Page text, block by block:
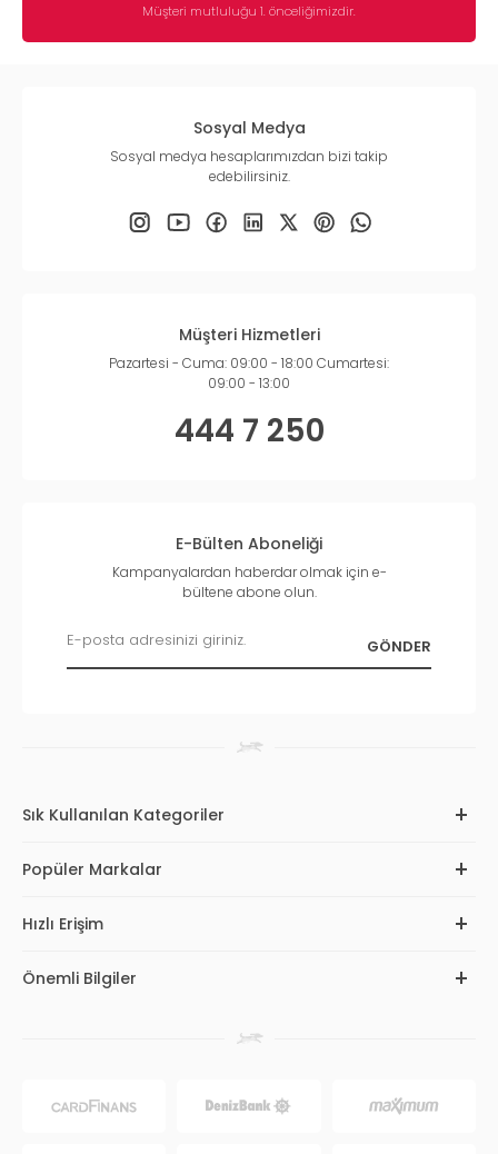
Müşteri mutluluğu 1. önceliğimizdir.
Sosyal Medya
Sosyal medya hesaplarımızdan bizi takip
edebilirsiniz.
Müşteri Hizmetleri
Pazartesi - Cuma: 09:00 - 18:00 Cumartesi:
09:00 - 13:00
444 7 250
E-Bülten Aboneliği
Kampanyalardan haberdar olmak için e-
bültene abone olun.
Sık Kullanılan Kategoriler
Popüler Markalar
Hızlı Erişim
Önemli Bilgiler